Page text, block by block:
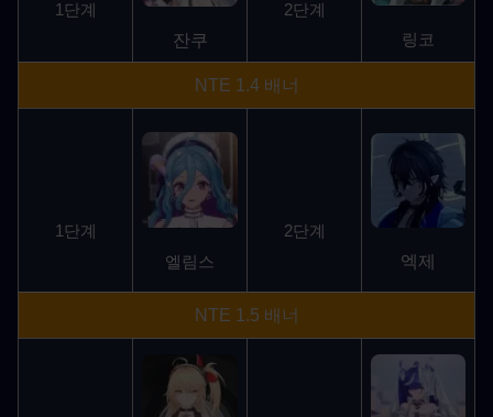
1단계
잔쿠
2단계
링코
NTE 1.4 배너
1단계
엘림스
2단계
엑제
NTE 1.5 배너